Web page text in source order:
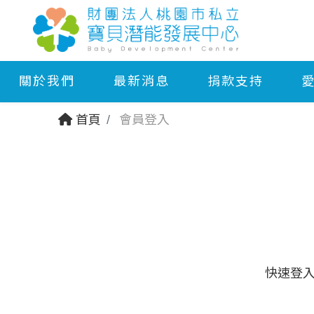
關於我們 最新消息 捐款支持
首頁 會員登入
快速登入